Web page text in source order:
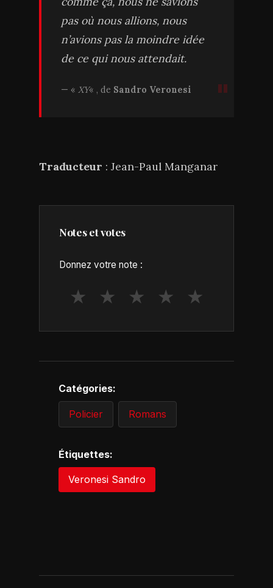
pas où nous allions, nous
n’avions pas la moindre idée
de ce qui nous attendait.
« XY« , de Sandro Veronesi
Traducteur : Jean-Paul Manganar
Notes et votes
Donnez votre note :
★ ★ ★ ★ ★
Catégories:
Policier Romans
Étiquettes:
Veronesi Sandro